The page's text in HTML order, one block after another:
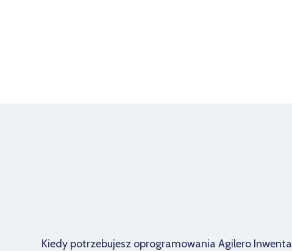
Kiedy potrzebujesz oprogramowania Agilero